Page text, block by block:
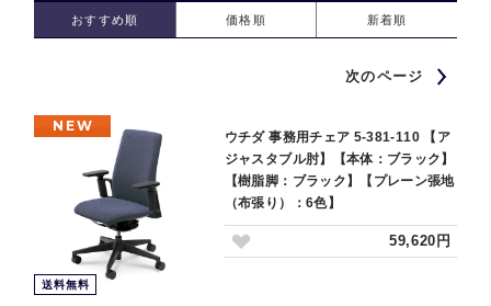
おすすめ順 価格順 新着順
次のページ
NEW
送料無料
ウチダ 事務用チェア 5-381-110 【ア
ジャスタブル肘】【本体：ブラック】
【樹脂脚：ブラック】【プレーン張地
（布張り）：6色】
59,620円